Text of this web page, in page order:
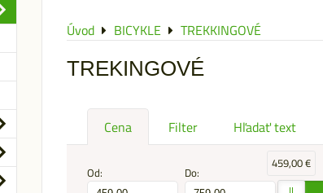
Úvod BICYKLE TREKKINGOVÉ
TREKINGOVÉ
Cena Filter Hľadať text
Od: Do:
459,00 €